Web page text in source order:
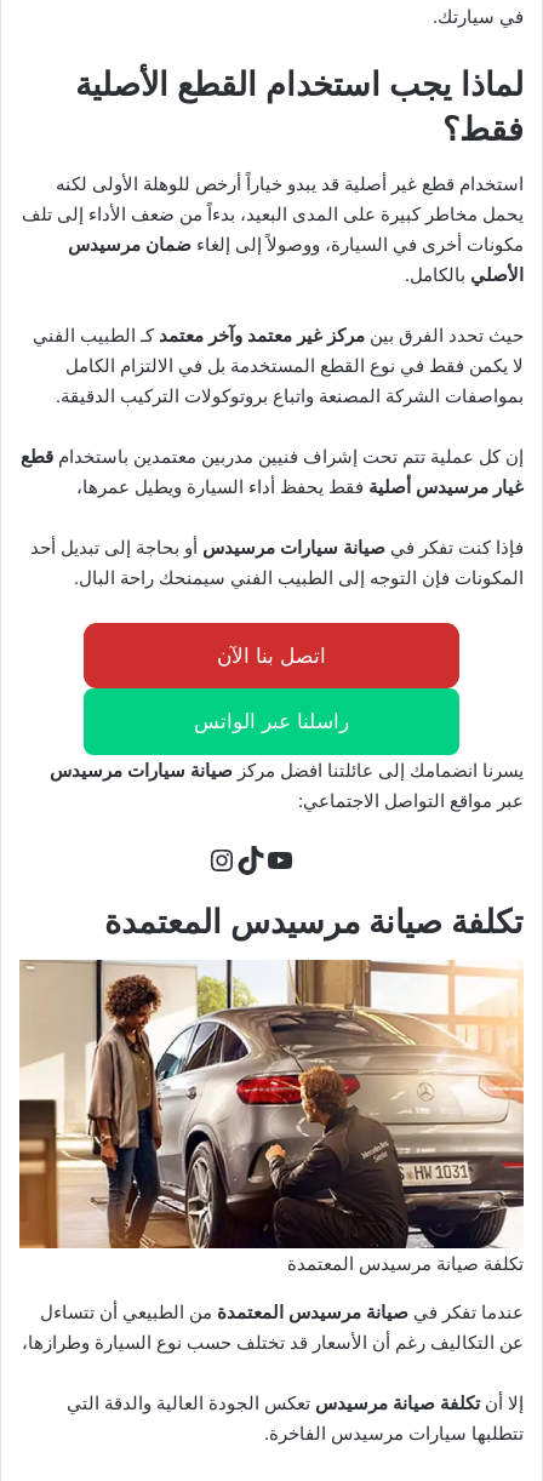
في سيارتك.
لماذا يجب استخدام القطع الأصلية
فقط؟
استخدام قطع غير أصلية قد يبدو خياراً أرخص للوهلة الأولى لكنه
يحمل مخاطر كبيرة على المدى البعيد، بدءاً من ضعف الأداء إلى تلف
مكونات أخرى في السيارة، ووصولاً إلى إلغاء ضمان مرسيدس
الأصلي بالكامل.
حيث تحدد الفرق بين مركز غير معتمد وآخر معتمد كـ الطبيب الفني
لا يكمن فقط في نوع القطع المستخدمة بل في الالتزام الكامل
بمواصفات الشركة المصنعة واتباع بروتوكولات التركيب الدقيقة.
إن كل عملية تتم تحت إشراف فنيين مدربين معتمدين باستخدام قطع
غيار مرسيدس أصلية فقط يحفظ أداء السيارة ويطيل عمرها،
فإذا كنت تفكر في صيانة سيارات مرسيدس أو بحاجة إلى تبديل أحد
المكونات فإن التوجه إلى الطبيب الفني سيمنحك راحة البال.
اتصل بنا الآن
راسلنا عبر الواتس
يسرنا انضمامك إلى عائلتنا افضل مركز صيانة سيارات مرسيدس
عبر مواقع التواصل الاجتماعي:
يوتيوب
تيك توكإنستجرام
تكلفة صيانة مرسيدس المعتمدة
تكلفة صيانة مرسيدس المعتمدة
عندما تفكر في صيانة مرسيدس المعتمدة من الطبيعي أن تتساءل
عن التكاليف رغم أن الأسعار قد تختلف حسب نوع السيارة وطرازها،
إلا أنتكلفة صيانة مرسيدس تعكس الجودة العالية والدقة التي
تتطلبها سيارات مرسيدس الفاخرة.